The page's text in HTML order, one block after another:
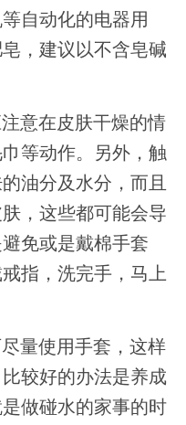
自动化的电器用
，建议以不含皂碱
意在皮肤干燥的情
等动作。另外，触
油分及水分，而且
，这些都可能会导
免或是戴棉手套
指，洗完手，马上
量使用手套，这样
较好的办法是养成
做碰水的家事的时